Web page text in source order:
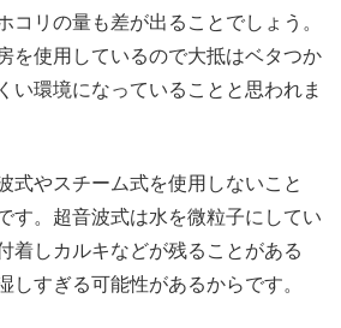
コリの量も差が出ることでしょう。
を使用しているので大抵はベタつか
い環境になっていることと思われま
式やスチーム式を使用しないこと
す。超音波式は水を微粒子にしてい
着しカルキなどが残ることがある
しすぎる可能性があるからです。